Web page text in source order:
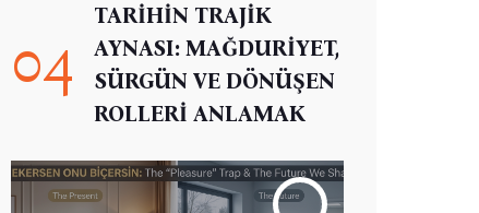
04
TARİHİN TRAJİK
AYNASI: MAĞDURİYET,
SÜRGÜN VE DÖNÜŞEN
ROLLERİ ANLAMAK